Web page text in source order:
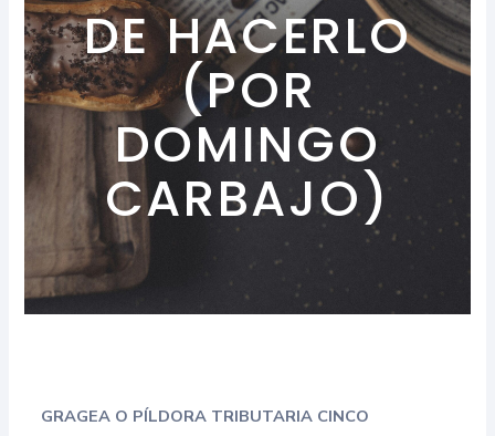
DE HACERLO
(POR
DOMINGO
CARBAJO)
GRAGEA O PÍLDORA TRIBUTARIA CINCO